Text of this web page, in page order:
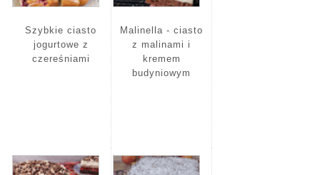
Szybkie ciasto
jogurtowe z
czereśniami
Malinella - ciasto
z malinami i
kremem
budyniowym